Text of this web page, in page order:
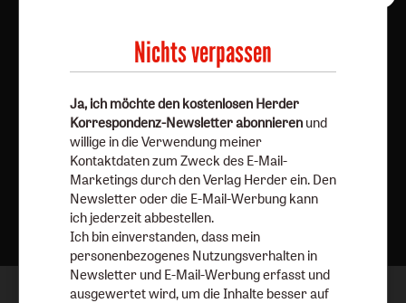
Nach oben
Nichts verpassen
Ja, ich möchte den kostenlosen Herder
Korrespondenz-Newsletter abonnieren und
willige in die Verwendung meiner
Kontaktdaten zum Zweck des E-Mail-
Marketings durch den Verlag Herder ein. Den
Newsletter oder die E-Mail-Werbung kann
ich jederzeit abbestellen.
Ich bin einverstanden, dass mein
personenbezogenes Nutzungsverhalten in
Newsletter und E-Mail-Werbung erfasst und
ausgewertet wird, um die Inhalte besser auf